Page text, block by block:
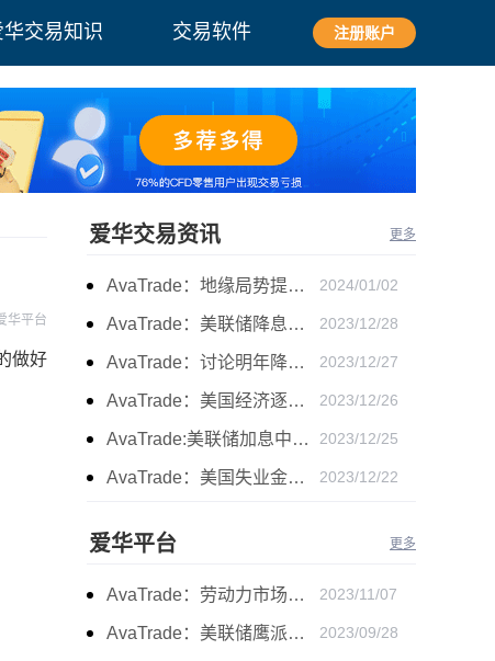
华交易知识 交易软件 注册账户
华平台
做好
爱华交易资讯 更多
AvaTrade：地缘局势提供避险支撑，现货黄金持续看涨 2024/01/02
AvaTrade：美联储降息叠加美元走软，黄金维持震荡 2023/12/28
AvaTrade：讨论明年降息可能性，鲍威尔言论影响黄金 2023/12/27
AvaTrade：美国经济逐步放缓，现货黄金上涨 2023/12/26
AvaTrade:美联储加息中，黄金强势拉升震荡 2023/12/25
AvaTrade：美国失业金人数的表现，现货黄金持续高位震荡 2023/12/22
爱华平台 更多
AvaTrade：劳动力市场宽松，黄金下跌 2023/11/07
AvaTrade：美联储鹰派言论，黄金价格小幅度波动 2023/09/28